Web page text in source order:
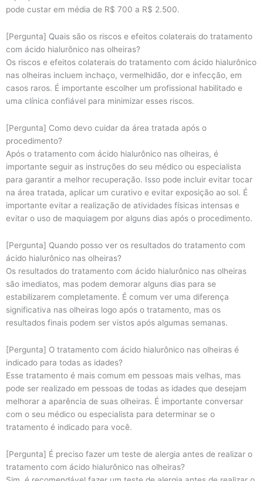
pode custar em média de R$ 700 a R$ 2.500.
[Pergunta] Quais são os riscos e efeitos colaterais do tratamento
com ácido hialurônico nas olheiras?
Os riscos e efeitos colaterais do tratamento com ácido hialurônico
nas olheiras incluem inchaço, vermelhidão, dor e infecção, em
casos raros. É importante escolher um profissional habilitado e
uma clínica confiável para minimizar esses riscos.
[Pergunta] Como devo cuidar da área tratada após o
procedimento?
Após o tratamento com ácido hialurônico nas olheiras, é
importante seguir as instruções do seu médico ou especialista
para garantir a melhor recuperação. Isso pode incluir evitar tocar
na área tratada, aplicar um curativo e evitar exposição ao sol. É
importante evitar a realização de atividades físicas intensas e
evitar o uso de maquiagem por alguns dias após o procedimento.
[Pergunta] Quando posso ver os resultados do tratamento com
ácido hialurônico nas olheiras?
Os resultados do tratamento com ácido hialurônico nas olheiras
são imediatos, mas podem demorar alguns dias para se
estabilizarem completamente. É comum ver uma diferença
significativa nas olheiras logo após o tratamento, mas os
resultados finais podem ser vistos após algumas semanas.
[Pergunta] O tratamento com ácido hialurônico nas olheiras é
indicado para todas as idades?
Esse tratamento é mais comum em pessoas mais velhas, mas
pode ser realizado em pessoas de todas as idades que desejam
melhorar a aparência de suas olheiras. É importante conversar
com o seu médico ou especialista para determinar se o
tratamento é indicado para você.
[Pergunta] É preciso fazer um teste de alergia antes de realizar o
tratamento com ácido hialurônico nas olheiras?